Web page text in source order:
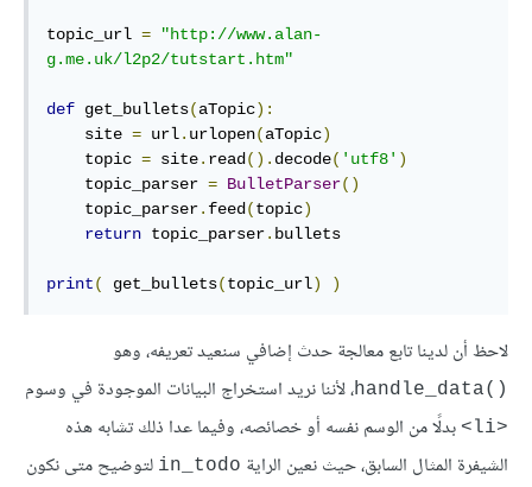
topic_url =
"http://www.alan-
g.me.uk/l2p2/tutstart.htm"
def get_bullets(aTopic):
    site
= url. urlopen(aTopic)
    topic
= site. read(). decode( 'utf8' )
    topic_parser
= BulletParser()
    topic_parser
. feed(topic)
return topic_parser. bullets
print( get_bullets(topic_url) )
لاحظ أن لدينا تابع معالجة حدث إضافي سنعيد تعريفه، وهو
handle_data()‎، لأننا نريد استخراج البيانات الموجودة في وسوم
<li>
بدلًا من الوسم نفسه أو خصائصه، وفيما عدا ذلك تشابه هذه
الشيفرة المثال السابق، حيث نعين الراية in_todo لتوضيح متى نكون